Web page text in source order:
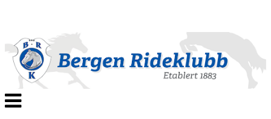
Veksle
navigasjon